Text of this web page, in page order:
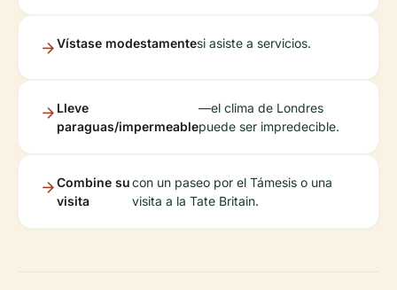
Vístase modestamentesi asiste a servicios.
Lleve
paraguas/impermeable
—el clima de Londres
puede ser impredecible.
Combine su
visita
con un paseo por el Támesis o una
visita a la Tate Britain.